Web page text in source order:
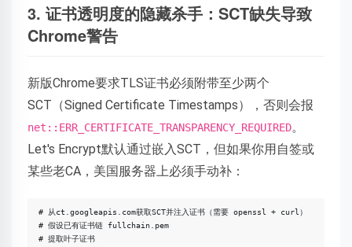
3. 证书透明度的隐藏杀手：SCT缺失导致
Chrome警告
新版Chrome要求TLS证书必须附带至少两个
SCT（Signed Certificate Timestamps），否则会报
net::ERR_CERTIFICATE_TRANSPARENCY_REQUIRED。
Let's Encrypt默认通过嵌入SCT，但如果你用自签或
某些老CA，美国服务器上必须手动补：
# 从ct.googleapis.com获取SCT并注入证书（需要 openssl + curl）
# 假设已有证书链 fullchain.pem
# 提取叶子证书